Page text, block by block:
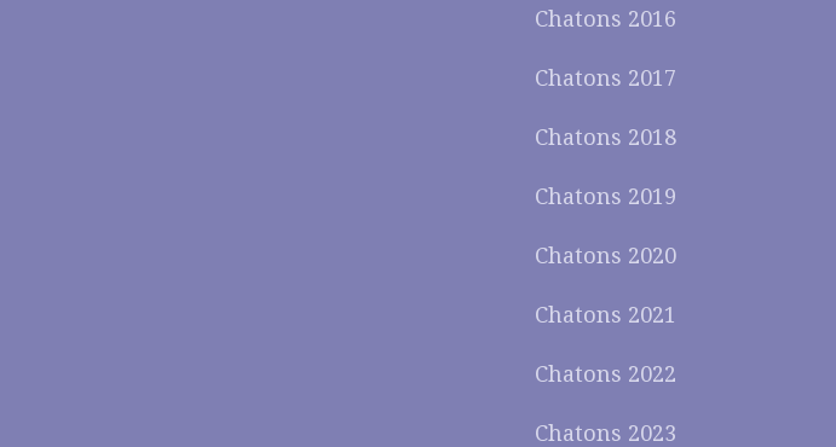
Chatons 2016
Chatons 2017
Chatons 2018
Chatons 2019
Chatons 2020
Chatons 2021
Chatons 2022
Chatons 2023